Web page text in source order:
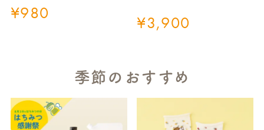
¥980 ¥3,900
季節のおすすめ